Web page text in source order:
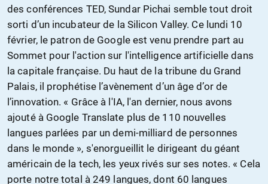
des conférences TED, Sundar Pichai semble tout droit
sorti d’un incubateur de la Silicon Valley. Ce lundi 10
février, le patron de Google est venu prendre part au
Sommet pour l'action sur l'intelligence artificielle dans
la capitale française. Du haut de la tribune du Grand
Palais, il prophétise l’avènement d’un âge d’or de
l’innovation. « Grâce à l'IA, l'an dernier, nous avons
ajouté à Google Translate plus de 110 nouvelles
langues parlées par un demi-milliard de personnes
dans le monde », s'enorgueillit le dirigeant du géant
américain de la tech, les yeux rivés sur ses notes. « Cela
porte notre total à 249 langues, dont 60 langues